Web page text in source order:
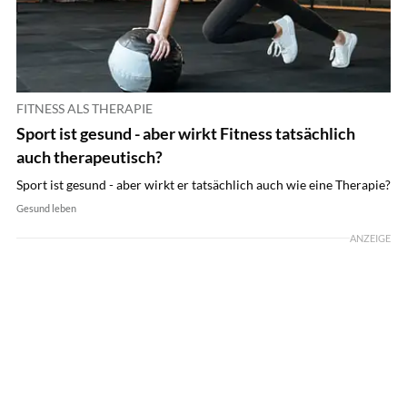
FITNESS ALS THERAPIE
Sport ist gesund - aber wirkt Fitness tatsächlich
auch therapeutisch?
Sport ist gesund - aber wirkt er tatsächlich auch wie eine Therapie?
Gesund leben
ANZEIGE